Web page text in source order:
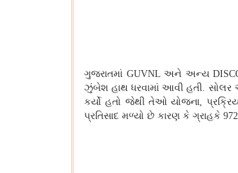
ગુજરાતમાં GUVNLઅને અન્ય
ઝુંબેશ હાથ ધરવામાં આવી હતી.
કર્યો હતો જેથી તેઓ યોજના,
પ્રતિસાદ મળ્યો છે કારણ કે ગ્રાહકે